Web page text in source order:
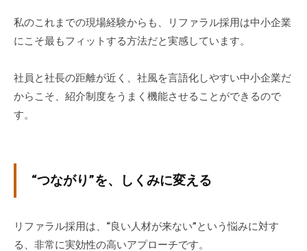
私のこれまでの現場経験からも、リファラル採用は中小企業
にこそ最もフィットする方法だと実感しています。
社員と社長の距離が近く、社風を言語化しやすい中小企業だ
からこそ、紹介制度をうまく機能させることができるので
す。
“つながり”を、しくみに変える
リファラル採用は、“良い人材が来ない”という悩みに対す
る、非常に実効性の高いアプローチです。